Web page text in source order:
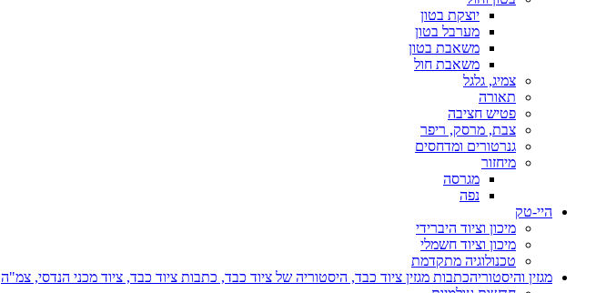
יוצקת בטון
מערבל בטון
משאבת בטון
משאבת חול
צמיג, גלגל
תאורה
פטיש חציבה
צבת, מרסק, ריפר
גנרטורים ומדחסים
מיחזור
מגרסה
נפה
היי-טק
מיכון וציוד היברידי
מיכון וציוד חשמלי
טכנולוגיה מתקדמת
מגזין והיסטוריהכתבות מגזין ציוד כבד, היסטוריה של ציוד כבד, כתבות ציוד כבד, ציוד מכני הנדסי, צמ"ה